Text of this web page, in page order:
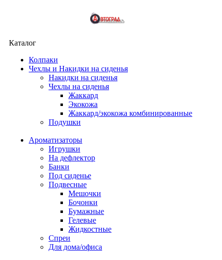
Каталог
Колпаки
Чехлы и Накидки на сиденья
Накидки на сиденья
Чехлы на сиденья
Жаккард
Экокожа
Жаккард/экокожа комбинированные
Подушки
Ароматизаторы
Игрушки
На дефлектор
Банки
Под сиденье
Подвесные
Мешочки
Бочонки
Бумажные
Гелевые
Жидкостные
Спреи
Для дома/офиса